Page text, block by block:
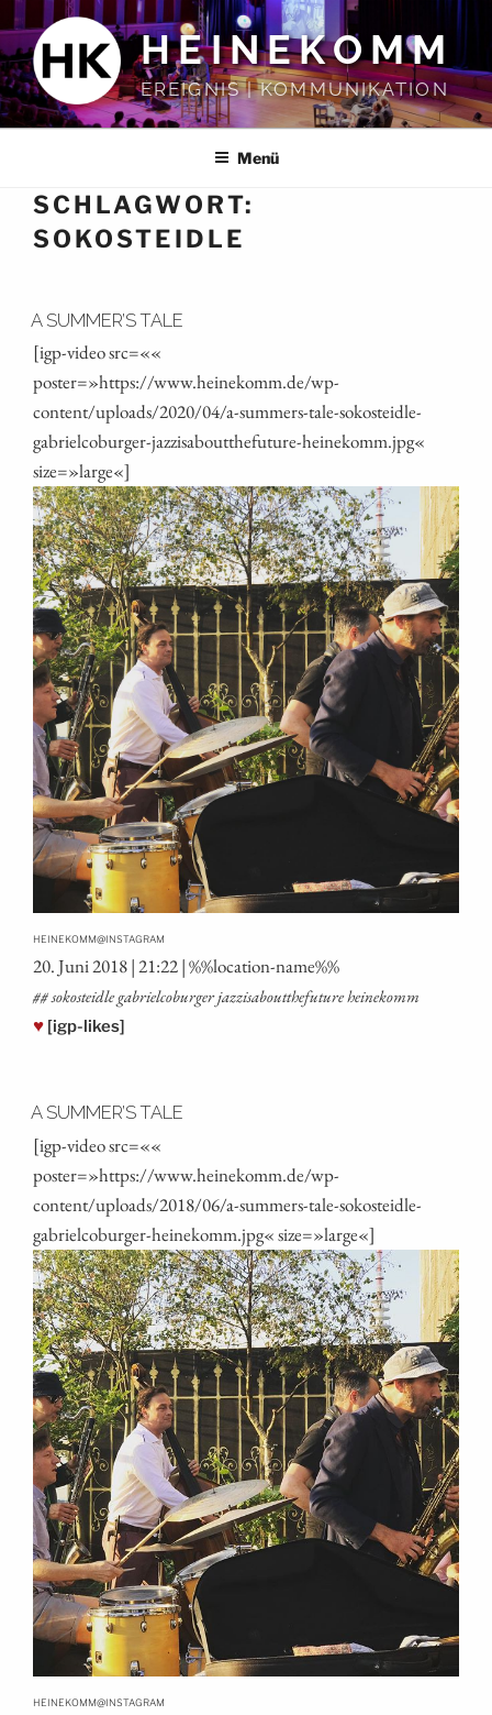
Inhalt
springen
HEINEKOMM
EREIGNIS | KOMMUNIKATION
Menü
SCHLAGWORT:
SOKOSTEIDLE
A SUMMER’S TALE
[igp-video src=««
poster=»https://www.heinekomm.de/wp-
content/uploads/2020/04/a‑summers-tale-sokosteidle-
gabrielcoburger-jazzisaboutthefuture-heinekomm.jpg«
size=»large«]
HEINEKOMM@INSTAGRAM
20. Juni 2018 | 21:22 | %%loca­ti­on-name%%
## soko­st­eid­le gabriel­co­bur­ger jaz­zi­sa­boutt­he­fu­ture heinekomm
♥ [igp-likes]
A SUMMER’S TALE
[igp-video src=««
poster=»https://www.heinekomm.de/wp-
content/uploads/2018/06/a‑summers-tale-sokosteidle-
gabrielcoburger-heinekomm.jpg« size=»large«]
HEINEKOMM@INSTAGRAM